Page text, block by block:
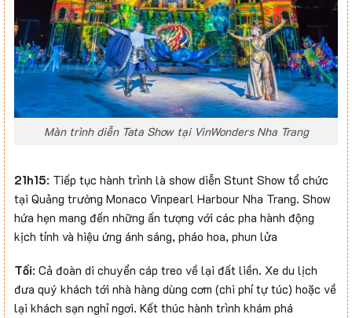
Màn trình diễn Tata Show tại VinWonders Nha Trang
21h15: Tiếp tục hành trình là show diễn Stunt Show tổ chức
tại Quảng trường Monaco Vinpearl Harbour Nha Trang. Show
hứa hẹn mang đến những ấn tượng với các pha hành động
kịch tính và hiệu ứng ánh sáng, pháo hoa, phun lửa
Tối: Cả đoàn di chuyển cáp treo về lại đất liền. Xe du lịch
đưa quý khách tới nhà hàng dùng cơm (chi phí tự túc) hoặc về
lại khách sạn nghỉ ngơi. Kết thúc hành trình khám phá